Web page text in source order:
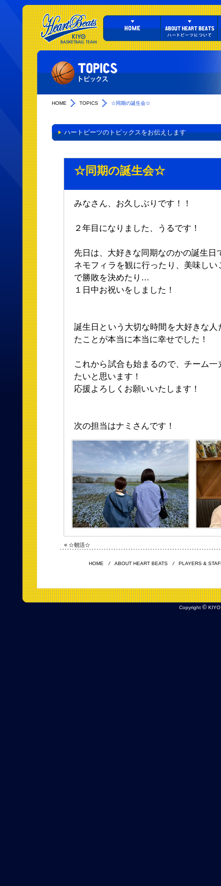
HOME TOPICS ☆同期の誕生会☆
ハートビーツのトピックスをお伝えします
☆同期の誕生会☆
みなさん、お久しぶりです！！
２年目になりました、うるです！
先日は、大好きな同期なのかの誕生日
ネモフィラを観に行ったり、美味し
で勝敗を決めたり…
１日中お祝いをしました！
誕生日という大切な時間を大好きな
たことが本当に本当に幸せでした！
これから試合も始まるので、チーム
たいと思います！
応援よろしくお願いいたします！
次の担当はナミさんです！
« ☆朝活☆
HOME ABOUT HEART BEATS PLAYERS &
Copyright ©KIYO